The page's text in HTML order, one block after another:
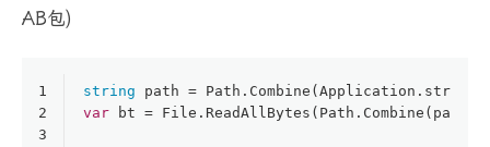
AB包)
1
2
3
string path =
var bt = File.ReadAllBytes(Path.Combine(path,